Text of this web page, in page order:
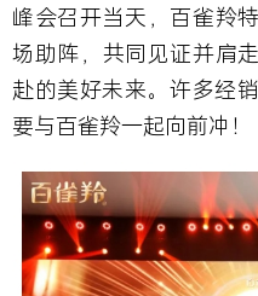
峰会召开当天，百雀羚
场助阵，共同见证并肩
赴的美好未来。许多经
要与百雀羚一起向前冲！